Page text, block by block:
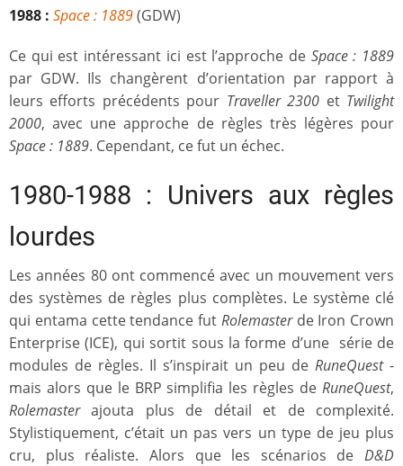
1988 : Space : 1889(GDW)
Ce qui est intéressant ici est l’approche de Space : 1889
par GDW. Ils changèrent d’orientation par rapport à
leurs efforts précédents pour Traveller 2300 et Twilight
2000, avec une approche de règles très légères pour
Space : 1889. Cependant, ce fut un échec.
1980-1988 : Univers aux règles
lourdes
Les années 80 ont commencé avec un mouvement vers
des systèmes de règles plus complètes. Le système clé
qui entama cette tendance fut Rolemaster de Iron Crown
Enterprise (ICE), qui sortit sous la forme d’une série de
modules de règles. Il s’inspirait un peu de RuneQuest-
mais alors que le BRP simplifia les règles de RuneQuest,
Rolemasterajouta plus de détail et de complexité.
Stylistiquement, c’était un pas vers un type de jeu plus
cru, plus réaliste. Alors que les scénarios de D&D